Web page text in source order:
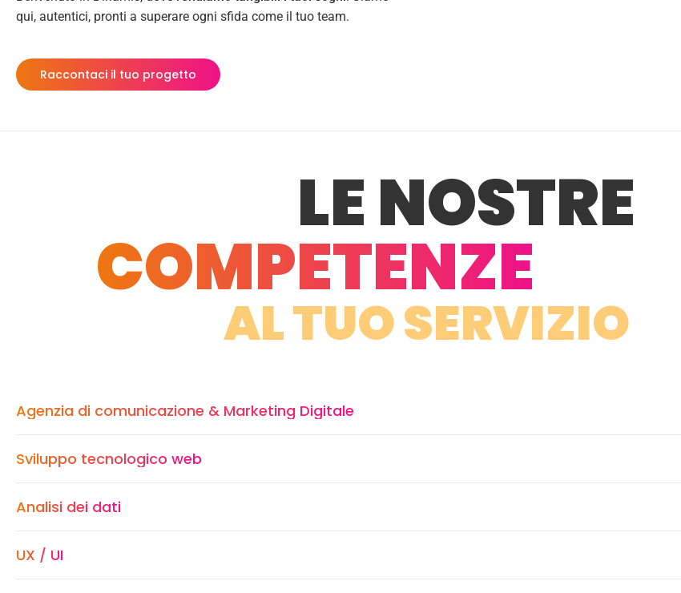
qui, autentici, pronti a superare ogni sfida come il tuo team.
Raccontaci il tuo progetto
LE NOSTRE
COMPETENZE
AL TUO SERVIZIO
Agenzia di comunicazione & Marketing Digitale
Sviluppo tecnologico web
Analisi dei dati
UX / UI